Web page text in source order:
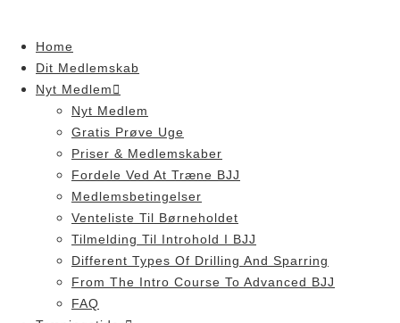
contentHome
Dit Medlemskab
Nyt Medlem
Nyt Medlem
Gratis Prøve Uge
Priser & Medlemskaber
Fordele Ved At Træne BJJ
Medlemsbetingelser
Venteliste Til Børneholdet
Tilmelding Til Introhold I BJJ
Different Types Of Drilling And Sparring
From The Intro Course To Advanced BJJ
FAQ